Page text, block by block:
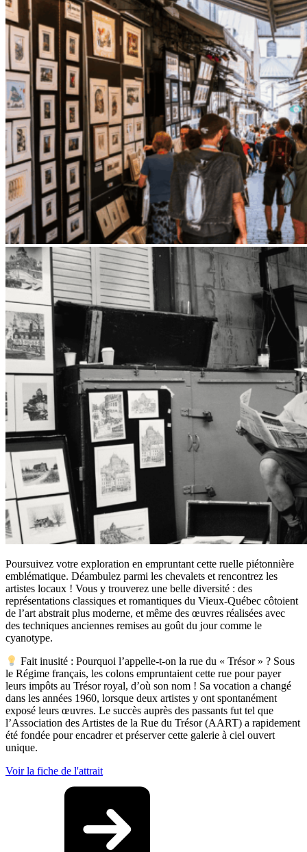
Poursuivez votre exploration en empruntant cette ruelle piétonnière
emblématique. Déambulez parmi les chevalets et rencontrez les
artistes locaux ! Vous y trouverez une belle diversité : des
représentations classiques et romantiques du Vieux-Québec côtoient
de l’art abstrait plus moderne, et même des œuvres réalisées avec
des techniques anciennes remises au goût du jour comme le
cyanotype.
Fait inusité : Pourquoi l’appelle-t-on la rue du « Trésor » ? Sous
le Régime français, les colons empruntaient cette rue pour payer
leurs impôts au Trésor royal, d’où son nom ! Sa vocation a changé
dans les années 1960, lorsque deux artistes y ont spontanément
exposé leurs œuvres. Le succès auprès des passants fut tel que
l’Association des Artistes de la Rue du Trésor (AART) a rapidement
été fondée pour encadrer et préserver cette galerie à ciel ouvert
unique.
Voir la fiche de l'attrait